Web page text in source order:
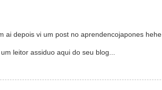
ai depois vi um post no aprendencojapones hehe
leitor assiduo aqui do seu blog...